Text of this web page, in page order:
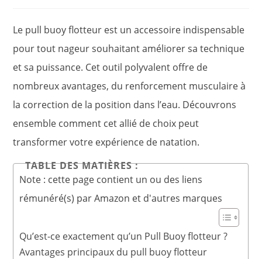
publication :
Le pull buoy flotteur est un accessoire indispensable
pour tout nageur souhaitant améliorer sa technique
et sa puissance. Cet outil polyvalent offre de
nombreux avantages, du renforcement musculaire à
la correction de la position dans l’eau. Découvrons
ensemble comment cet allié de choix peut
transformer votre expérience de natation.
TABLE DES MATIÈRES :
Note : cette page contient un ou des liens
rémunéré(s) par Amazon et d'autres marques
Qu’est-ce exactement qu’un Pull Buoy flotteur ?
Avantages principaux du pull buoy flotteur